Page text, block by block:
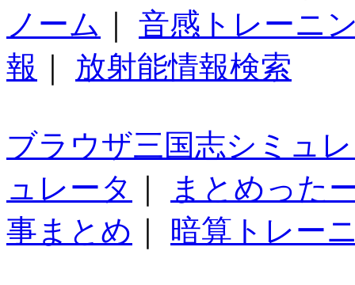
ノーム
音感トレーニ
報
放射能情報検索
ブラウザ三国志シミュ
ュレータ
まとめった
事まとめ
暗算トレー